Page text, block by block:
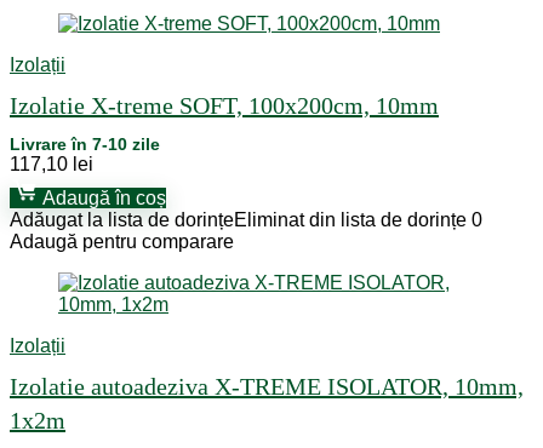
Izolații
Izolatie X-treme SOFT, 100x200cm, 10mm
Livrare în 7-10 zile
117,10 lei
Adaugă în coș
Adăugat la lista de dorințeEliminat din lista de dorințe 0
Adaugă pentru comparare
Izolații
Izolatie autoadeziva X-TREME ISOLATOR, 10mm,
1x2m